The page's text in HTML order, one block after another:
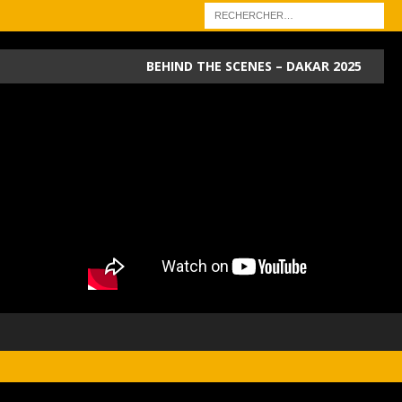
BEHIND THE SCENES – DAKAR 2025